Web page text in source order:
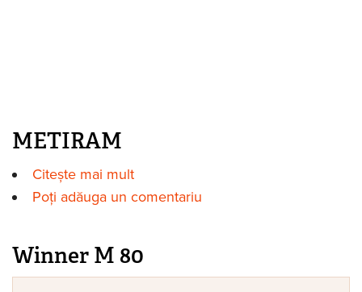
METIRAM
Citește mai mult
Poți adăuga un comentariu
Winner M 80